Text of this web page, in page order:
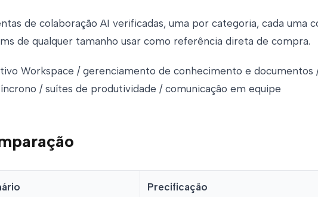
de colaboração AI verificadas, uma por categoria, cada
de qualquer tamanho usar como referência direta de compra.
Workspace / gerenciamento de conhecimento e
/ suítes de produtividade / comunicação em equipe
Precificação